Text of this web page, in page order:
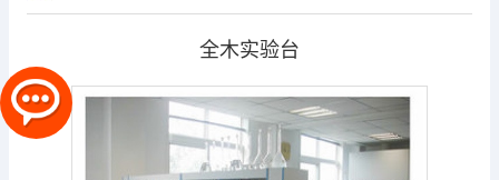
全木实验台